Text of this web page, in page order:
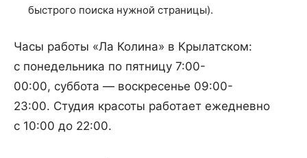
быстрого поиска нужной страницы).
Часы работы «Ла Колина» в Крылатском:
с понедельника по пятницу 7:00-
00:00, суббота — воскресенье 09:00-
23:00. Студия красоты работает ежедневно
с 10:00 до 22:00.